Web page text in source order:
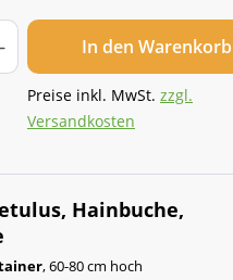
In den Warenkorb
Preise inkl. MwSt. zzgl.
Versandkosten
Hainbuche,
, 60-80 cm hoch